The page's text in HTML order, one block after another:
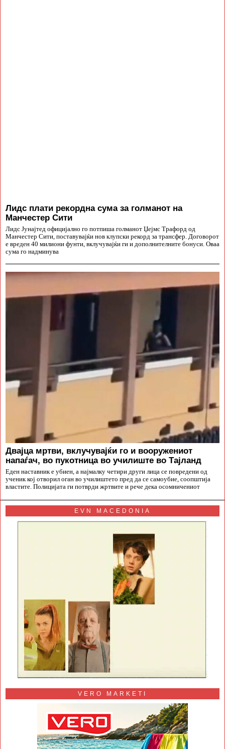
Лидс плати рекордна сума за голманот на
Манчестер Сити
Лидс Јунајтед официјално го потпиша голманот Џејмс Трафорд од
Манчестер Сити, поставувајќи нов клупски рекорд за трансфер. Договорот
е вреден 40 милиони фунти, вклучувајќи ги и дополнителните бонуси. Оваа
сума го надминува
Двајца мртви, вклучувајќи го и вооружениот
напаѓач, во пукотница во училиште во Тајланд
Еден наставник е убиен, а најмалку четири други лица се повредени од
ученик кој отворил оган во училиштето пред да се самоубие, соопштија
властите. Полицијата ги потврди жртвите и рече дека осомничениот
EVN MACEDONIA
VERO MARKETI